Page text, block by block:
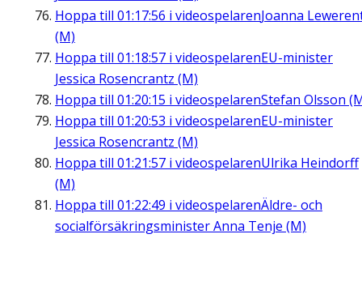
Hoppa till 01:17:56 i videospelarenJoanna
(M)
Hoppa till 01:18:57 i videospelarenEU-minister
Jessica Rosencrantz (M)
Hoppa till 01:20:15 i videospelarenStefan Olsson
Hoppa till 01:20:53 i videospelarenEU-minister
Jessica Rosencrantz (M)
Hoppa till 01:21:57 i videospelarenUlrika Heindorff
(M)
Hoppa till 01:22:49 i videospelarenÄldre- och
socialförsäkringsminister Anna Tenje (M)